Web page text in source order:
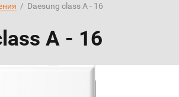
  /  Daesung class А - 16
А - 16